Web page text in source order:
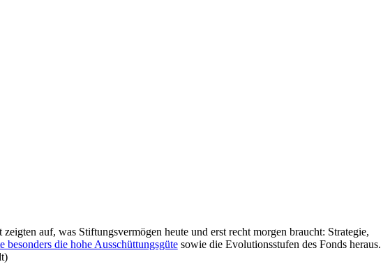
auf, was Stiftungsvermögen heute und erst recht morgen braucht: Strategie,
die hohe Ausschüttungsgütesowie die Evolutionsstufen des Fonds heraus.